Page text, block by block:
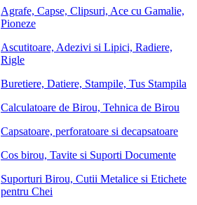
Agrafe, Capse, Clipsuri, Ace cu Gamalie,
Pioneze
Ascutitoare, Adezivi si Lipici, Radiere,
Rigle
Buretiere, Datiere, Stampile, Tus Stampila
Calculatoare de Birou, Tehnica de Birou
Capsatoare, perforatoare si decapsatoare
Cos birou, Tavite si Suporti Documente
Suporturi Birou, Cutii Metalice si Etichete
pentru Chei